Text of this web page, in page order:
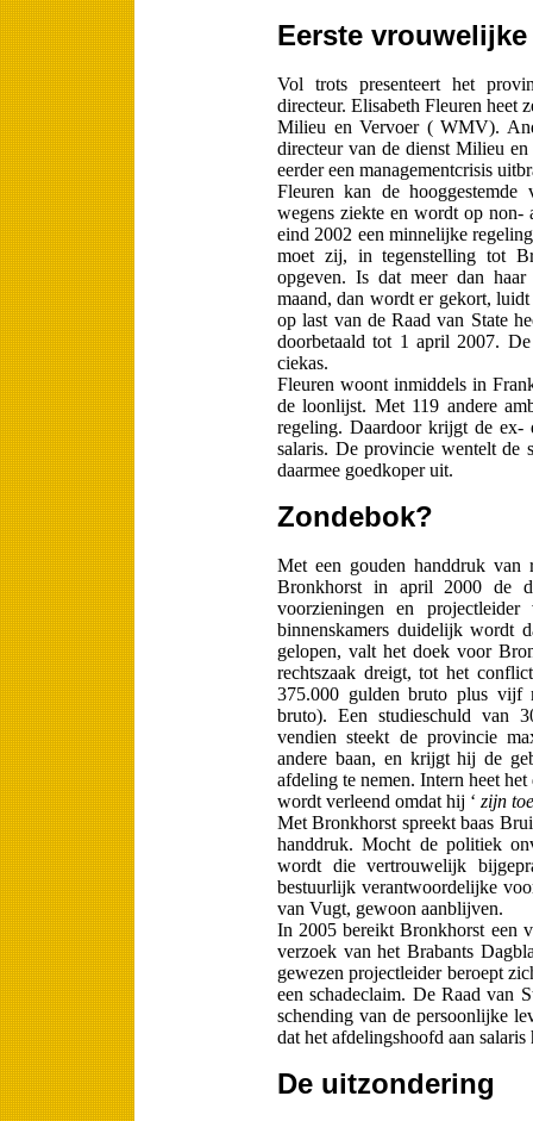
Eerste
Vol trots presenteert het
directeur. Elisabeth Fleuren heet
Milieu en Vervoer ( WMV).
directeur van de dienst Milieu
eerder een ma­nagementcrisis
Fleuren kan de hooggestemde
wegens ziekte en wordt op non-
eind 2002 een minnelijke
moet zij, in tegenstelling tot
opgeven. Is dat meer dan
maand, dan wordt er gekort,
op last van de Raad van State
doorbetaald tot 1 april 2007.
ciekas.
Fleuren woont inmiddels in
de loonlijst. Met 119 andere
regeling. Daardoor krijgt de ex-
salaris. De provincie wentelt de
daarmee goedkoper uit.
Zondebok?
Met een gouden handdruk
Bronkhorst in april 2000 de
voorzieningen en
binnenskamers duidelijk wordt
gelopen, valt het doek voor
rechtszaak dreigt, tot het
375.000 gul­den bruto plus vijf
bruto). Een studieschuld van
vendien steekt de provincie
andere baan, en krijgt hij de
afdeling te nemen. Intern heet
wordt verleend omdat hij ‘ zijn
Met Bronkhorst spreekt baas
handdruk. Mocht de politiek
wordt die vertrouwelijk
bestuurlijk verantwoordelijke
van Vugt, gewoon aanblijven.
In 2005 bereikt Bronkhorst een
verzoek van het Brabants
gewezen projectleider beroept
een schadeclaim. De Raad van
schending van de persoonlijke
dat het afdelingshoofd aan
De uitzondering